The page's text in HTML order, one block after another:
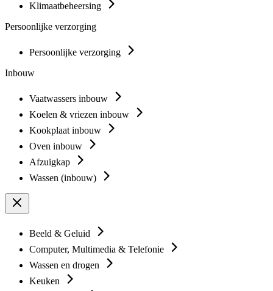
Klimaatbeheersing
Persoonlijke verzorging
Persoonlijke verzorging
Inbouw
Vaatwassers inbouw
Koelen & vriezen inbouw
Kookplaat inbouw
Oven inbouw
Afzuigkap
Wassen (inbouw)
Beeld & Geluid
Computer, Multimedia & Telefonie
Wassen en drogen
Keuken